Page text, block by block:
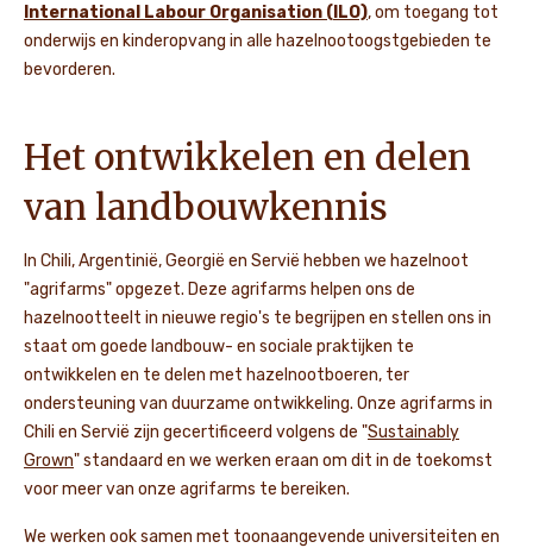
International Labour Organisation (ILO), om toegang tot
onderwijs en kinderopvang in alle hazelnootoogstgebieden te
bevorderen.
Het ontwikkelen en delen
van landbouwkennis
In Chili, Argentinië, Georgië en Servië hebben we hazelnoot
"agrifarms" opgezet. Deze agrifarms helpen ons de
hazelnootteelt in nieuwe regio's te begrijpen en stellen ons in
staat om goede landbouw- en sociale praktijken te
ontwikkelen en te delen met hazelnootboeren, ter
ondersteuning van duurzame ontwikkeling. Onze agrifarms in
Chili en Servië zijn gecertificeerd volgens de "Sustainably
Grown" standaard en we werken eraan om dit in de toekomst
voor meer van onze agrifarms te bereiken.
We werken ook samen met toonaangevende universiteiten en